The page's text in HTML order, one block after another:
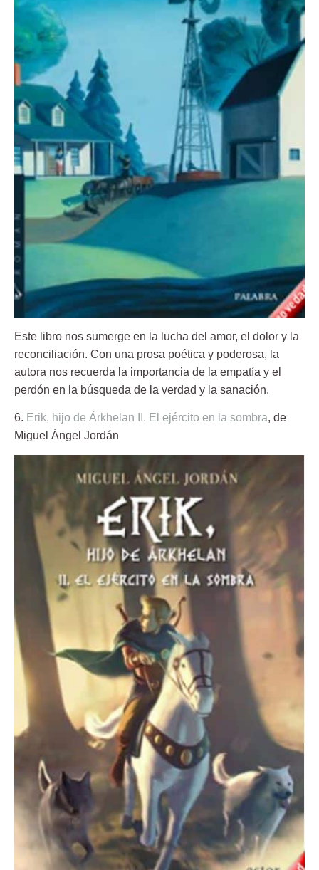
Este libro nos sumerge en la lucha del amor, el dolor y la
reconciliación. Con una prosa poética y poderosa, la
autora nos recuerda la importancia de la empatía y el
perdón en la búsqueda de la verdad y la sanación.
6. Erik, hijo de Árkhelan II. El ejército en la sombra, de
Miguel Ángel Jordán